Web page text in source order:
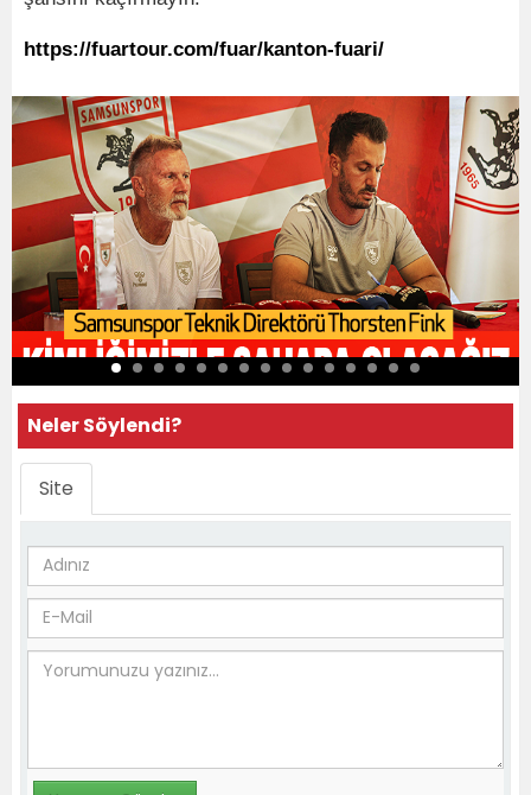
https://fuartour.com/fuar/kanton-fuari/
Neler Söylendi?
Site